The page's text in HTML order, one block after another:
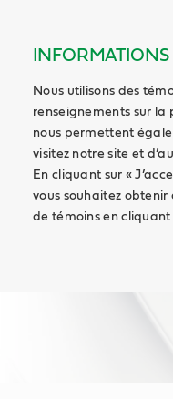
Nous utilisons des
renseignements sur
nous permettent
visitez notre site et
En cliquant sur «
vous souhaitez
de témoins en cliquant